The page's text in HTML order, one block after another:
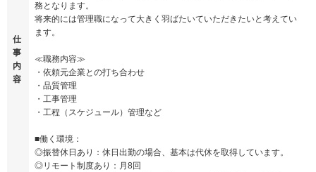
仕
事
内
容
務となります。
将来的には管理職になって大きく羽ばたいていただきたいと考えてい
ます。
≪職務内容≫
・依頼元企業との打ち合わせ
・品質管理
・工事管理
・工程（スケジュール）管理など
■働く環境：
◎振替休日あり：休日出勤の場合、基本は代休を取得しています。
◎リモート制度あり：月8回